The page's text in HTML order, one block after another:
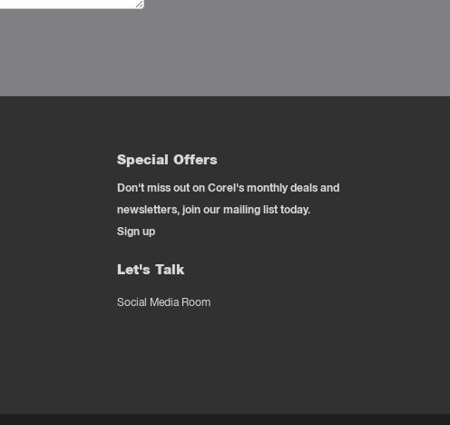
Special Offers
Don't miss out on Corel's monthly deals and
newsletters, join our mailing list today.
Sign up
Let's Talk
Social Media Room